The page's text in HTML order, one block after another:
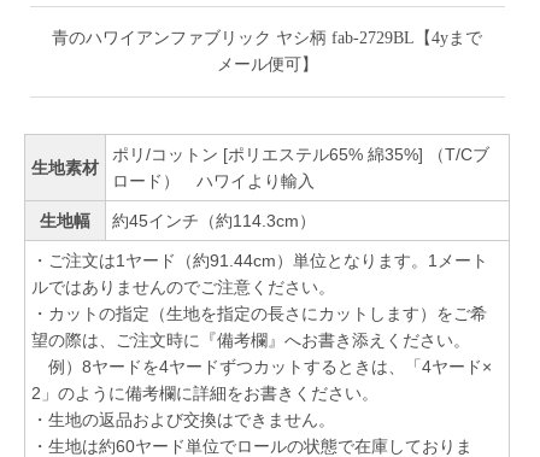
青のハワイアンファブリック ヤシ柄 fab-2729BL【4yまで
メール便可】
生地素材
ポリ/コットン [ポリエステル65% 綿35%] （T/Cブ
ロード） ハワイより輸入
生地幅 約45インチ（約114.3cm）
・ご注文は1ヤード（約91.44cm）単位となります。1メート
ルではありませんのでご注意ください。
・カットの指定（生地を指定の長さにカットします）をご希
望の際は、ご注文時に『備考欄』へお書き添えください。
例）8ヤードを4ヤードずつカットするときは、「4ヤード×
2」のように備考欄に詳細をお書きください。
・生地の返品および交換はできません。
・生地は約60ヤード単位でロールの状態で在庫しておりま